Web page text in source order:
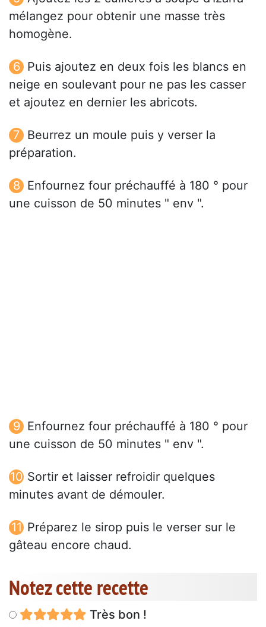
mélangez pour obtenir une masse très
homogène.
Puis ajoutez en deux fois les blancs en
neige en soulevant pour ne pas les casser
et ajoutez en dernier les abricots.
Beurrez un moule puis y verser la
préparation.
Enfournez four préchauffé à 180 ° pour
une cuisson de 50 minutes " env ".
Enfournez four préchauffé à 180 ° pour
une cuisson de 50 minutes " env ".
Sortir et laisser refroidir quelques
minutes avant de démouler.
Préparez le sirop puis le verser sur le
gâteau encore chaud.
Notez cette recette
Très bon !